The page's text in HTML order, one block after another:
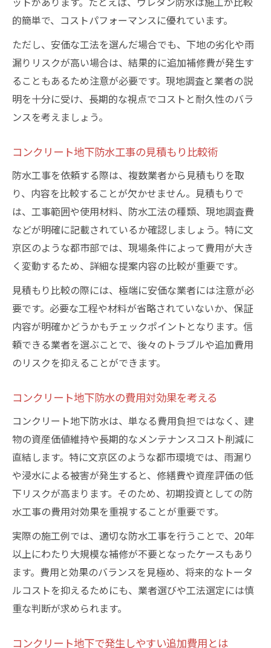
的簡単で、コストパフォーマンスに優れています。
ただし、安価な工法を選んだ場合でも、下地の劣化や雨
漏りリスクが高い場合は、結果的に追加補修費が発生す
ることもあるため注意が必要です。現地調査と業者の説
明を十分に受け、長期的な視点でコストと耐久性のバラ
ンスを考えましょう。
コンクリート地下防水工事の見積もり比較術
防水工事を依頼する際は、複数業者から見積もりを取
り、内容を比較することが欠かせません。見積もりで
は、工事範囲や使用材料、防水工法の種類、現地調査費
などが明確に記載されているか確認しましょう。特に文
京区のような都市部では、現場条件によって費用が大き
く変動するため、詳細な提案内容の比較が重要です。
見積もり比較の際には、極端に安価な業者には注意が必
要です。必要な工程や材料が省略されていないか、保証
内容が明確かどうかもチェックポイントとなります。信
頼できる業者を選ぶことで、後々のトラブルや追加費用
のリスクを抑えることができます。
コンクリート地下防水の費用対効果を考える
コンクリート地下防水は、単なる費用負担ではなく、建
物の資産価値維持や長期的なメンテナンスコスト削減に
直結します。特に文京区のような都市環境では、雨漏り
や浸水による被害が発生すると、修繕費や資産評価の低
下リスクが高まります。そのため、初期投資としての防
水工事の費用対効果を重視することが重要です。
実際の施工例では、適切な防水工事を行うことで、20年
以上にわたり大規模な補修が不要となったケースもあり
ます。費用と効果のバランスを見極め、将来的なトータ
ルコストを抑えるためにも、業者選びや工法選定には慎
重な判断が求められます。
コンクリート地下で発生しやすい追加費用とは